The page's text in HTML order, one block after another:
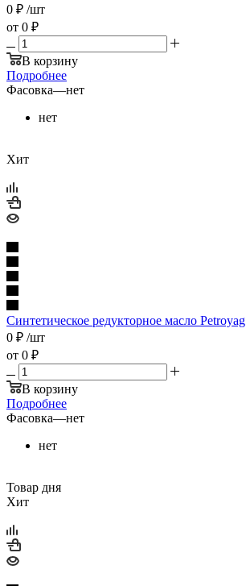
0 ₽ /шт
от 0 ₽
В корзину
Подробнее
Фасовка—нет
нет
Хит
Синтетическое редукторное масло
0 ₽ /шт
от 0 ₽
В корзину
Подробнее
Фасовка—нет
нет
Товар дня
Хит